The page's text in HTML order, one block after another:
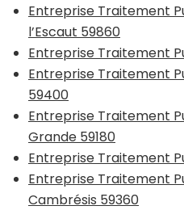
Entreprise Traitement
l’Escaut 59860
Entreprise Traitement
Entreprise Traitement
59400
Entreprise Traitement
Grande 59180
Entreprise Traitement
Entreprise Traitement
Cambrésis 59360